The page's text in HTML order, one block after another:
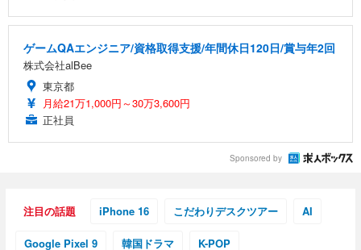
ゲームQAエンジニア/資格取得支援/年間休日120日/賞与年2回
株式会社alBee
東京都
月給21万1,000円～30万3,600円
正社員
Sponsored by
注目の話題 iPhone 16 こだわりデスクツアー AI
Google Pixel 9 韓国ドラマ K-POP